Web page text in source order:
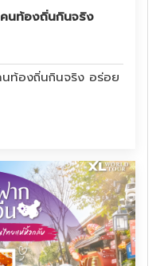
นท้องถิ่นกินจริง
นท้องถิ่นกินจริง อร่อย